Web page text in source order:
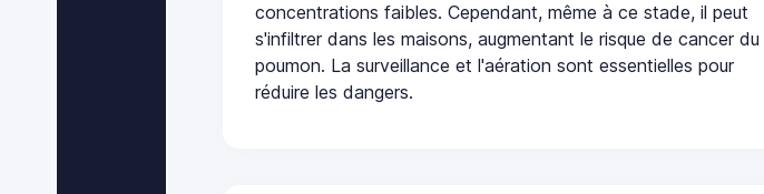
concentrations faibles. Cependant, même à ce stade, il peut
s'infiltrer dans les maisons, augmentant le risque de cancer du
poumon. La surveillance et l'aération sont essentielles pour
réduire les dangers.